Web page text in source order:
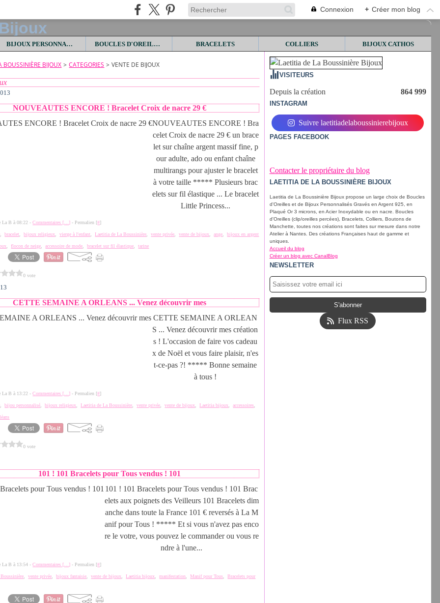
Connexion + Créer mon blog
BIJOUX PERSONNALISES BOUCLES D'OREILLES BRACELETS COLLIERS BIJOUX CATHOS
BOUSSINIÈRE BIJOUX > CATEGORIES > VENTE DE BIJOUX
NOUVEAUTES ENCORE ! Bracelet Croix de nacre 29 €
NOUVEAUTES ENCORE ! Bra
celet Croix de nacre 29 € un brace
let sur chaîne argent massif fine, p
our adulte, ado ou enfant chaîne
multirangs pour ajuster le bracelet
à votre taille ***** Plusieurs brac
elets sur fil élastique ... Le bracelet
Little Princess...
La B à 08:22 -Commentaires [ …] - Permalien [#]
,bracelet ,bijoux religieux ,vierge à l'enfant ,Laetitia de La Boussinière ,vente privée ,vente de bijoux ,ange ,bijoux en argent
,flocon de neige ,accessoire de mode ,bracelet sur fil élastique ,tarine
0 vote
CETTE SEMAINE A ORLEANS ... Venez découvrir mes
CETTE SEMAINE A ORLEAN
S ... Venez découvrir mes création
s ! L'occasion de faire vos cadeau
x de Noël et vous faire plaisir, n'es
t-ce-pas ?! ***** Bonne semaine
à tous !
La B à 13:22 -Commentaires [ …] - Permalien [#]
,bijou personnalisé ,bijoux religieux ,Laetitia de La Boussinière ,vente privée ,vente de bijoux ,Laetitia bijoux ,accessoires
0 vote
101 ! 101 Bracelets pour Tous vendus ! 101
101 ! 101 Bracelets pour Tous vendus ! 101 Brac
elets aux poignets des Veilleurs 101 Bracelets dim
anche dans toute la France 101 € reversés à La M
anif pour Tous ! ***** Et si vous n'avez pas enco
re le votre, vous pouvez le commander ou vous re
ndre à l'une...
La B à 13:54 -Commentaires [ …] - Permalien [#]
,vente privée ,bijoux fantaisie ,vente de bijoux ,Laetitia bijoux ,manifestation ,Manif pour Tous ,Bracelets pour
VISITEURS
Depuis la création 864 999
INSTAGRAM
Suivre laetitiadelaboussinierebijoux
PAGES FACEBOOK
Contacter le propriétaire du blog
LAETITIA DE LA BOUSSINIÈRE BIJOUX
Laetitia de La Boussinière Bijoux propose un large choix de Boucles
d'Oreilles et de Bijoux Personnalisés Gravés en Argent 925, en
Plaqué Or 3 microns, en Acier Inoxydable ou en nacre. Boucles
d'Oreilles (clip/oreilles percées), Bracelets, Colliers, Boutons de
Manchette, toutes nos créations sont faites sur mesure dans notre
Atelier à Nantes. Des créations Françaises haut de gamme et
uniques.
Accueil du blog
Créer un blog avec CanalBlog
NEWSLETTER
Flux RSS